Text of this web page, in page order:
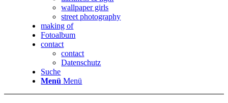
wallpaper girls
street photography
making of
Fotoalbum
contact
contact
Datenschutz
Suche
Menü Menü